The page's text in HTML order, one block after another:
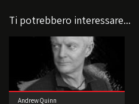
Ti potrebbero interessare...
Andrew Quinn